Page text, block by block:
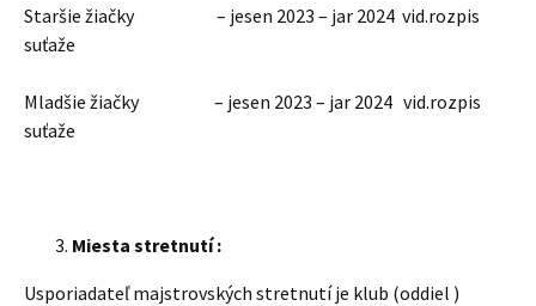
Staršie žiačky – jesen 2023 – jar 2024 vid.rozpis
suťaže
Mladšie žiačky – jesen 2023 – jar 2024 vid.rozpis
suťaže
Miesta stretnutí :
Usporiadateľ majstrovských stretnutí je klub (oddiel )